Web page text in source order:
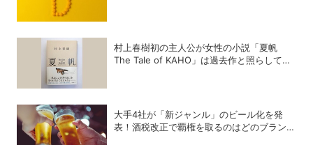
村上春樹初の主人公が女性の小説「夏帆
The Tale of KAHO」は過去作と照らして読
大手4社が「新ジャンル」のビール化を発
表！酒税改正で覇権を取るのはどのブランド